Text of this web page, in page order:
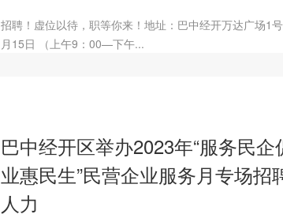
招聘！虚位以待，职等你来！地址：巴中经开万达广场1
月15日 （上午9：00—下午...
巴中经开区举办2023年“服务民
业惠民生”民营企业服务月专场招
人力